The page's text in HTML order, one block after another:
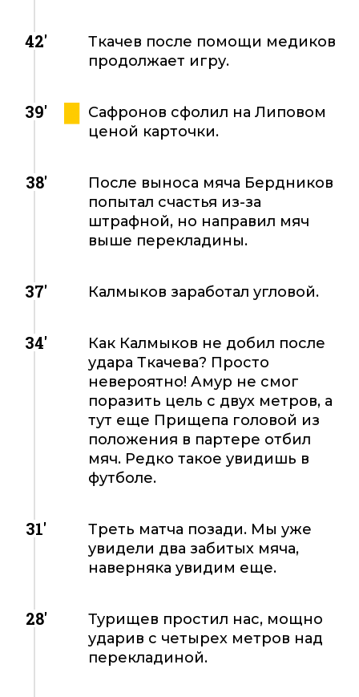
42'
Ткачев после помощи медиков
продолжает игру.
39'
Сафронов сфолил на Липовом
ценой карточки.
38'
После выноса мяча Бердников
попытал счастья из-за
штрафной, но направил мяч
выше перекладины.
37' Калмыков заработал угловой.
34'
Как Калмыков не добил после
удара Ткачева? Просто
невероятно! Амур не смог
поразить цель с двух метров, а
тут еще Прищепа головой из
положения в партере отбил
мяч. Редко такое увидишь в
футболе.
31'
Треть матча позади. Мы уже
увидели два забитых мяча,
наверняка увидим еще.
28'
Турищев простил нас, мощно
ударив с четырех метров над
перекладиной.